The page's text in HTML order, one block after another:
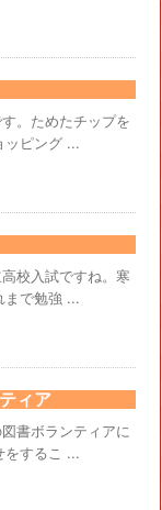
。ためたチップを
ッピング ...
校入試ですね。寒
まで勉強 ...
ィア
書ボランティアに
をするこ ...